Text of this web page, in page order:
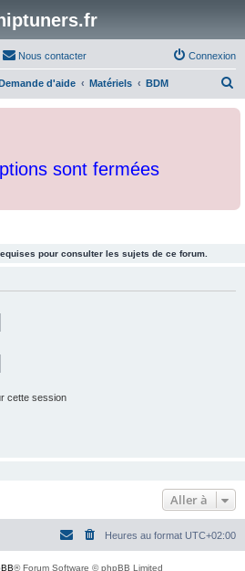
Nous contacter Connexion
d'aide Matériels BDM
c
sont fermées
pour consulter les sujets de ce forum.
cette session
Aller à
Heures au format UTC+02:00
® Forum Software © phpBB Limited